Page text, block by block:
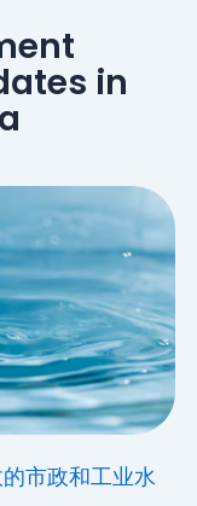
in
市政和工业水